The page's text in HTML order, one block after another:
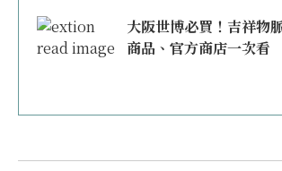
大阪世博必買！吉祥物
商品、官方商店一次看